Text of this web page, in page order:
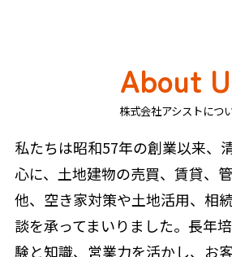
About
株式会社アシストにつ
私たちは昭和57年の創業以来、
心に、土地建物の売買、賃貸、
他、空き家対策や土地活用、相
談を承ってまいりました。長年
験と知識、営業力を活かし、お